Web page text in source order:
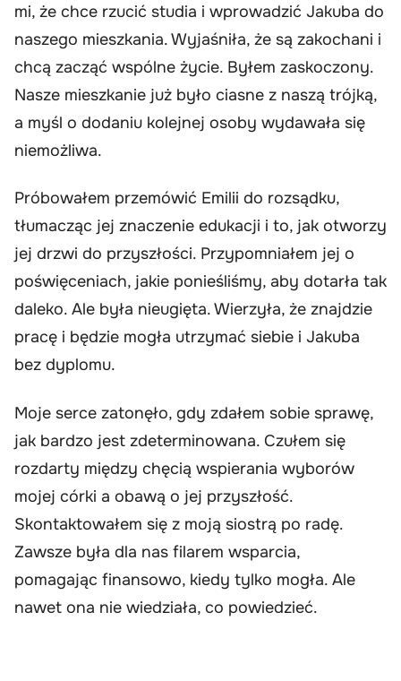
mi, że chce rzucić studia i wprowadzić Jakuba do
naszego mieszkania. Wyjaśniła, że są zakochani i
chcą zacząć wspólne życie. Byłem zaskoczony.
Nasze mieszkanie już było ciasne z naszą trójką,
a myśl o dodaniu kolejnej osoby wydawała się
niemożliwa.
Próbowałem przemówić Emilii do rozsądku,
tłumacząc jej znaczenie edukacji i to, jak otworzy
jej drzwi do przyszłości. Przypomniałem jej o
poświęceniach, jakie ponieśliśmy, aby dotarła tak
daleko. Ale była nieugięta. Wierzyła, że znajdzie
pracę i będzie mogła utrzymać siebie i Jakuba
bez dyplomu.
Moje serce zatonęło, gdy zdałem sobie sprawę,
jak bardzo jest zdeterminowana. Czułem się
rozdarty między chęcią wspierania wyborów
mojej córki a obawą o jej przyszłość.
Skontaktowałem się z moją siostrą po radę.
Zawsze była dla nas filarem wsparcia,
pomagając finansowo, kiedy tylko mogła. Ale
nawet ona nie wiedziała, co powiedzieć.